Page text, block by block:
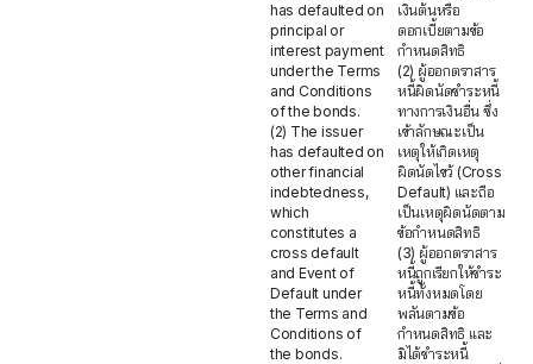
has defaulted on
principal or
interest payment
under the Terms
and Conditions
of the bonds.
(2) The issuer
has defaulted on
other financial
indebtedness,
which
constitutes a
cross default
and Event of
Default under
the Terms and
Conditions of
the bonds.
เงินต้นหรือ
ดอกเบี้ยตามข้อ
กำหนดสิทธิ
(2) ผู้ออกตราสาร
หนี้ผิดนัดชำระหนี้
ทางการเงินอื่น ซึ่ง
เข้าลักษณะเป็น
เหตุให้เกิดเหตุ
ผิดนัดไขว้ (Cross
Default) และถือ
เป็นเหตุผิดนัดตาม
ข้อกำหนดสิทธิ
(3) ผู้ออกตราสาร
หนี้ถูกเรียกให้ชำระ
หนี้ทั้งหมดโดย
พลันตามข้อ
กำหนดสิทธิ และ
มิได้ชำระหนี้